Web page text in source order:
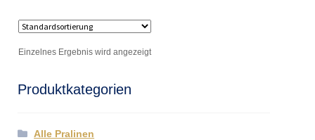
Einzelnes Ergebnis wird angezeigt
Produktkategorien
Alle Pralinen